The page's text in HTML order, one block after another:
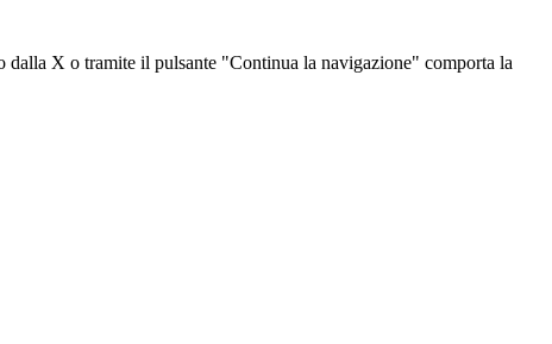
dalla X o tramite il pulsante "Continua la navigazione" comporta la